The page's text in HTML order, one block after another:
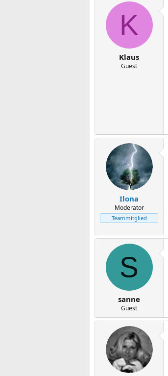
K
Klaus
Guest
Ilona
Moderator
Teammitglied
S
sanne
Guest